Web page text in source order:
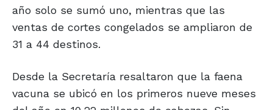
año solo se sumó uno, mientras que las
ventas de cortes congelados se ampliaron de
31 a 44 destinos.
Desde la Secretaría resaltaron que la faena
vacuna se ubicó en los primeros nueve meses